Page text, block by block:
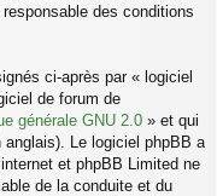
des conditions
ci-après par « logiciel
de forum de
générale GNU 2.0 » et qui
anglais). Le logiciel phpBB a
et phpBB Limited ne
de la conduite et du